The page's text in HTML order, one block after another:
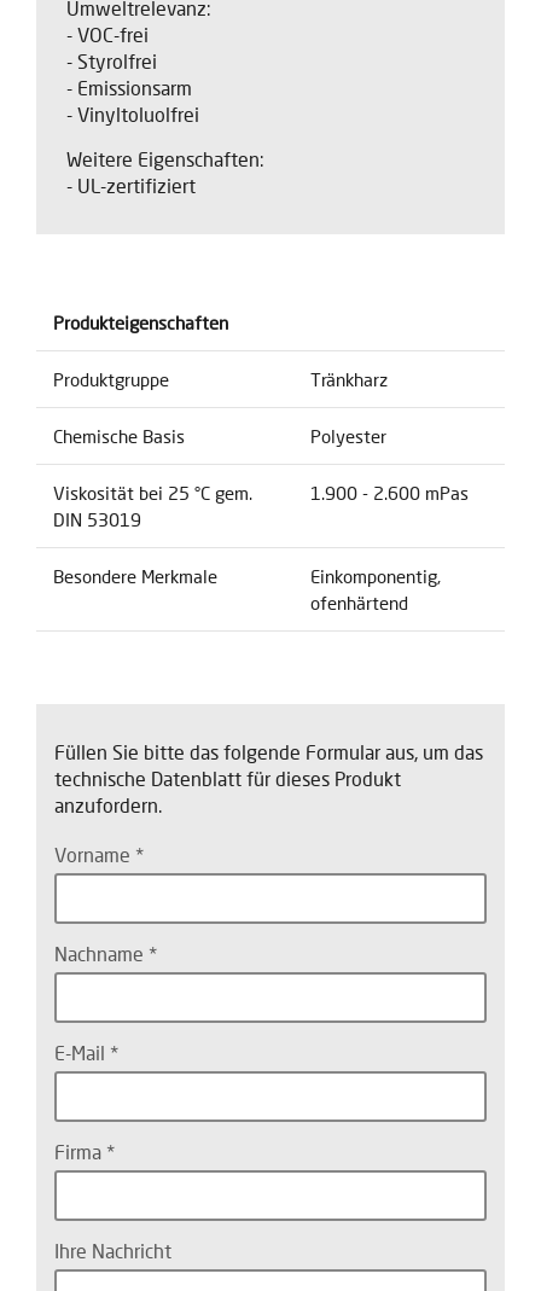
Umweltrelevanz:
- VOC-frei
- Styrolfrei
- Emissionsarm
- Vinyltoluolfrei
Weitere Eigenschaften:
- UL-zertifiziert
Produkteigenschaften
Produktgruppe Tränkharz
Chemische Basis Polyester
Viskosität bei 25 °C gem.
DIN 53019
1.900 - 2.600 mPas
Besondere Merkmale
Einkomponentig,
ofenhärtend
Füllen Sie bitte das folgende Formular aus, um das
technische Datenblatt für dieses Produkt
anzufordern.
Vorname
Nachname
E-Mail
Firma
Ihre Nachricht